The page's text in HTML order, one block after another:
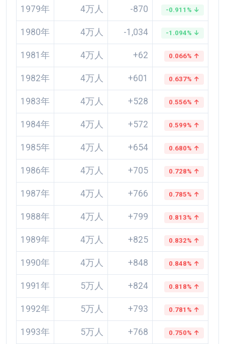
1979年 4万人 -870 -0.911% ↓
1980年 4万人 -1,034 -1.094% ↓
1981年 4万人 +62 0.066% ↑
1982年 4万人 +601 0.637% ↑
1983年 4万人 +528 0.556% ↑
1984年 4万人 +572 0.599% ↑
1985年 4万人 +654 0.680% ↑
1986年 4万人 +705 0.728% ↑
1987年 4万人 +766 0.785% ↑
1988年 4万人 +799 0.813% ↑
1989年 4万人 +825 0.832% ↑
1990年 4万人 +848 0.848% ↑
1991年 5万人 +824 0.818% ↑
1992年 5万人 +793 0.781% ↑
1993年 5万人 +768 0.750% ↑